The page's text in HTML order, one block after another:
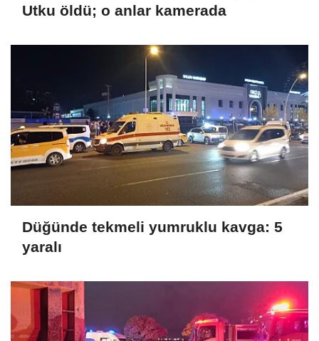
Utku öldü; o anlar kamerada
Düğünde tekmeli yumruklu kavga: 5
yaralı